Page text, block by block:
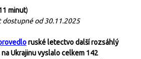
minut)
od 30.11.2025
ruské letectvo další rozsáhlý
Ukrajinu vyslalo celkem 142